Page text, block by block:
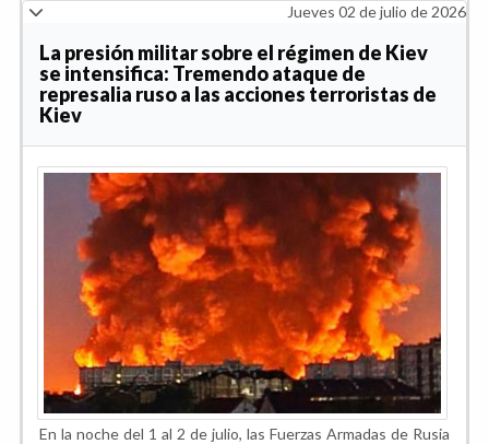
Jueves 02 de julio de 2026
La presión militar sobre el régimen de Kiev
se intensifica: Tremendo ataque de
represalia ruso a las acciones terroristas de
Kiev
En la noche del 1 al 2 de julio, las Fuerzas Armadas de Rusia